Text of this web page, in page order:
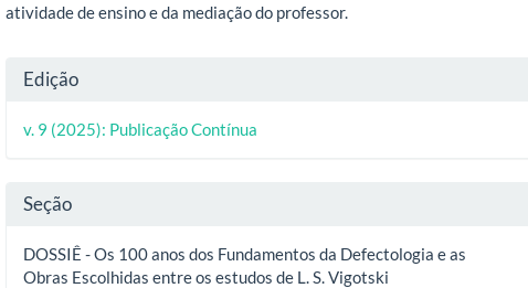
atividade de ensino e da mediação do professor.
Detalhes
do
artigo
Edição
v. 9 (2025): Publicação Contínua
Seção
DOSSIÊ - Os 100 anos dos Fundamentos da Defectologia e as
Obras Escolhidas entre os estudos de L. S. Vigotski